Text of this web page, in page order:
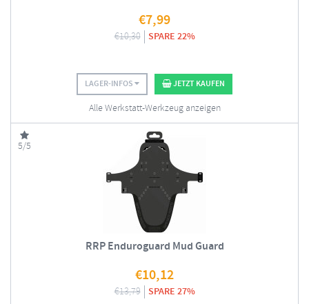
€7,99
€10,30 SPARE 22%
LAGER-INFOS JETZT KAUFEN
Alle Werkstatt-Werkzeug anzeigen
5/5
RRP Enduroguard Mud Guard
€10,12
€13,79 SPARE 27%